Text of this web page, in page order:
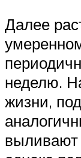
Далее
неделю.
жизни,